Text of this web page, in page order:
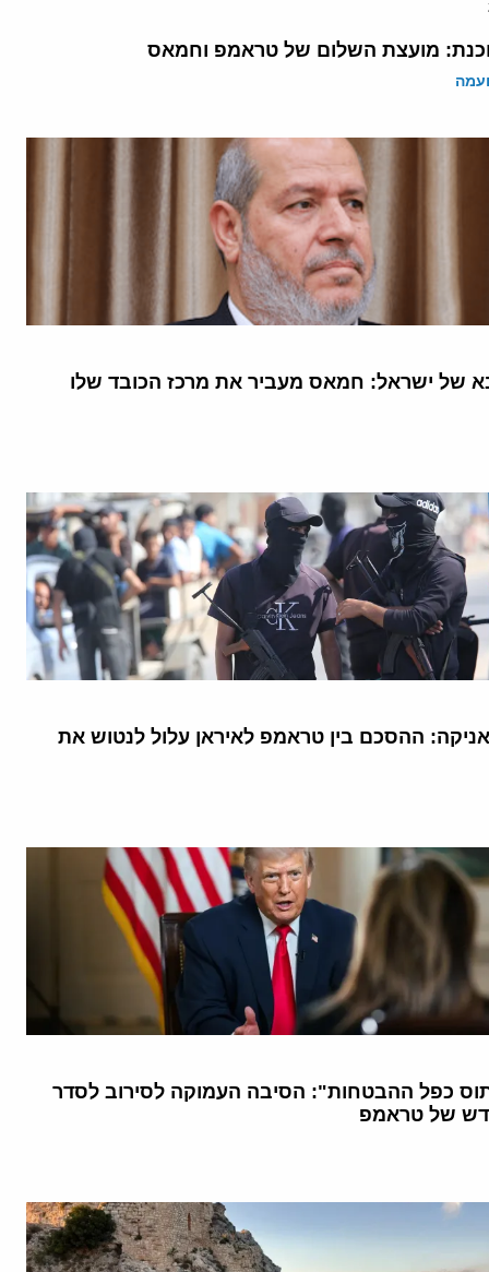
מועצת השלום של טראמפ וחמאס
של ישראל: חמאס מעביר את מרכז הכובד שלו
ההסכם בין טראמפ לאיראן עלול לנטוש את
כפל ההבטחות": הסיבה העמוקה לסירוב לסדר
של טראמפ